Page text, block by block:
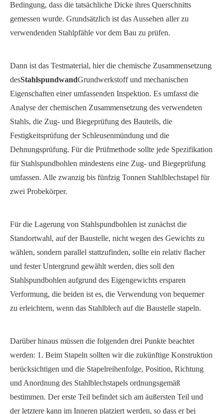
Bedingung, dass die tatsächliche Dicke ihres Querschnitts
gemessen wurde. Grundsätzlich ist das Aussehen aller zu
verwendenden Stahlpfähle vor dem Bau zu prüfen.
Dann ist das Testmaterial, hier die chemische Zusammensetzung
desStahlspundwandGrundwerkstoff und mechanischen
Eigenschaften einer umfassenden Inspektion. Es umfasst die
Analyse der chemischen Zusammensetzung des verwendeten
Stahls, die Zug- und Biegeprüfung des Bauteils, die
Festigkeitsprüfung der Schleusenmündung und die
Dehnungsprüfung. Für die Prüfmethode sollte jede Spezifikation
für Stahlspundbohlen mindestens eine Zug- und Biegeprüfung
umfassen. Alle zwanzig bis fünfzig Tonnen Stahlblechstapel für
zwei Probekörper.
Für die Lagerung von Stahlspundbohlen ist zunächst die
Standortwahl, auf der Baustelle, nicht wegen des Gewichts zu
wählen, sondern parallel stattzufinden, sollte ein relativ flacher
und fester Untergrund gewählt werden, dies soll den
Stahlspundbohlen aufgrund des Eigengewichts ersparen
Verformung, die beiden ist es, die Verwendung von bequemer
zu erleichtern, wenn das Stahlblech auf die Baustelle stapeln.
Darüber hinaus müssen die folgenden drei Punkte beachtet
werden: 1. Beim Stapeln sollten wir die zukünftige Konstruktion
berücksichtigen und die Stapelreihenfolge, Position, Richtung
und Anordnung des Stahlblechstapels ordnungsgemäß
bestimmen. Der erste Teil befindet sich am äußersten Teil und
der letztere kann im Inneren platziert werden, so dass er bei